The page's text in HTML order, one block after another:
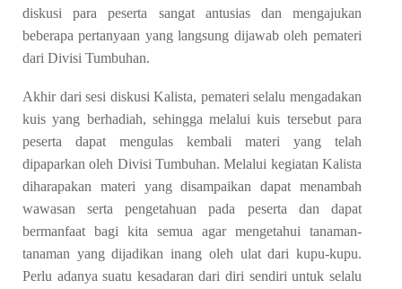
diskusi para peserta sangat antusias dan mengajukan
beberapa pertanyaan yang langsung dijawab oleh pemateri
dari Divisi Tumbuhan.
Akhir dari sesi diskusi Kalista, pemateri selalu mengadakan
kuis yang berhadiah, sehingga melalui kuis tersebut para
peserta dapat mengulas kembali materi yang telah
dipaparkan oleh Divisi Tumbuhan. Melalui kegiatan Kalista
diharapakan materi yang disampaikan dapat menambah
wawasan serta pengetahuan pada peserta dan dapat
bermanfaat bagi kita semua agar mengetahui tanaman-
tanaman yang dijadikan inang oleh ulat dari kupu-kupu.
Perlu adanya suatu kesadaran dari diri sendiri untuk selalu